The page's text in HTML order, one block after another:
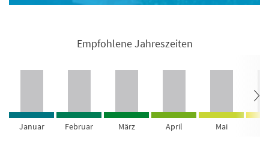
Empfohlene Jahreszeiten
Januar Februar März April Mai